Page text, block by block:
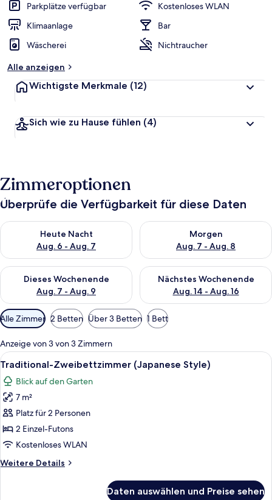
Parkplätze verfügbar
Kostenloses WLAN
Klimaanlage
Bar
Wäscherei
Nichtraucher
Alle anzeigen
Wichtigste Merkmale (12)
Sich wie zu Hause fühlen (4)
Zimmeroptionen
Überprüfe die Verfügbarkeit für diese Daten
Heute Nacht
Aug. 6 - Aug. 7
Überprüfe die Verfügbarkeit für heute Nacht, Aug. 6 - Aug. 7.
Morgen
Aug. 7 - Aug. 8
Überprüfe die Verfügbarkeit
Dieses Wochenende
Aug. 7 - Aug. 9
Überprüfe die Verfügbarkeit für dieses Wochenende, Aug. 7
Nächstes Wochenende
Aug. 14 - Aug. 16
Überprüfe die Verfügbarkeit
Verfügbare
Filter
für
Zimmer
Alle Zimmer 2 Betten Über 3 Betten 1 Bett
Anzeige von 3 von 3 Zimmern
Alle
Fotos
für
Traditional-
Zweibettzimmer
(Japanese
Style)
Ein traditioneller japanischer Raum
6
Traditional-Zweibettzimmer (Japanese Style)
Blick auf den Garten
7 m²
Platz für 2 Personen
2 Einzel-Futons
Kostenloses WLAN
Weitere Details
Weitere
Daten auswählen und Preise sehen